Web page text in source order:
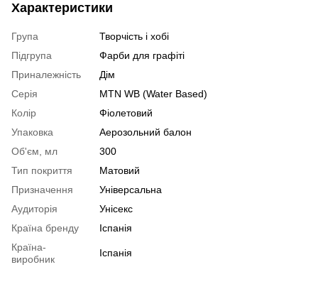
Характеристики
Група
Творчість і хобі
Підгрупа
Фарби для графіті
Приналежність
Дім
Серія
MTN WB (Water Based)
Колір
Фіолетовий
Упаковка
Аерозольний балон
Об'єм, мл
300
Тип покриття
Матовий
Призначення
Універсальна
Аудиторія
Унісекс
Країна бренду
Іспанія
Країна-
виробник
Іспанія